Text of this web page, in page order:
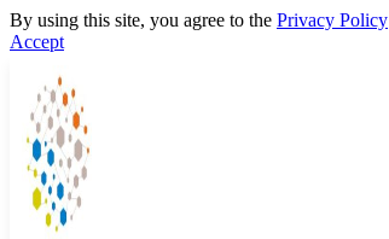
By using this site, you agree to the Privacy Policy
Accept